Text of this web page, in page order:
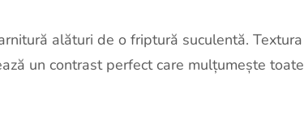
alături de o friptură suculentă. Textura
un contrast perfect care mulțumește toate